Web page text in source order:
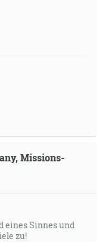
Missions-
eines Sinnes und
zu!